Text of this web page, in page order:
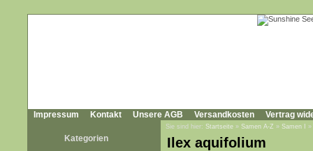
Impressum Kontakt Unsere AGB Versandkosten Vertrag
Kategorien
Sie sind hier: Startseite » Samen A-Z » Samen I »
Ilex aquifolium